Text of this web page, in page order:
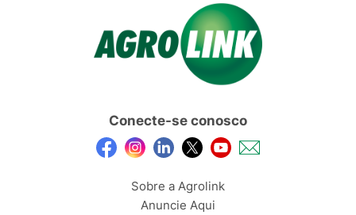
Conecte-se conosco
Sobre a Agrolink
Anuncie Aqui